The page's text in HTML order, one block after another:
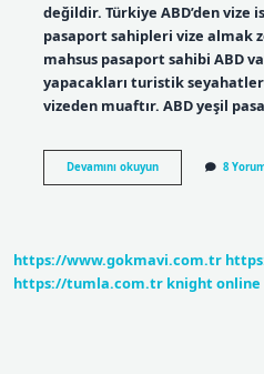
değildir. Türkiye ABD’den vize
pasaport sahipleri vize almak
mahsus pasaport sahibi ABD
yapacakları turistik
vizeden muaftır. ABD yeşil
Devamını okuyunAbd
Hangi
8
https://www.gokmavi.com.tr
https://tumla.com.tr knight online